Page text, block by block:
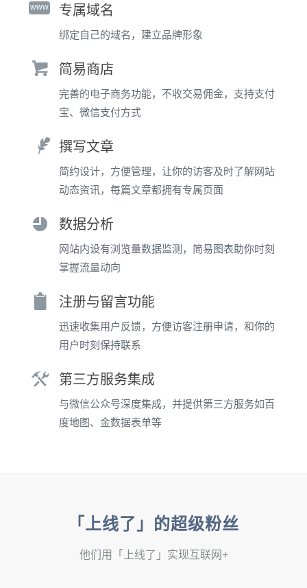
www 专属域名
绑定自己的域名，建立品牌形象
简易商店
完善的电子商务功能，不收交易佣金，支持支付
宝、微信支付方式
撰写文章
简约设计，方便管理，让你的访客及时了解网站
动态资讯，每篇文章都拥有专属页面
数据分析
网站内设有浏览量数据监测，简易图表助你时刻
掌握流量动向
注册与留言功能
迅速收集用户反馈，方便访客注册申请，和你的
用户时刻保持联系
第三方服务集成
与微信公众号深度集成，并提供第三方服务如百
度地图、金数据表单等
「上线了」的超级粉丝
他们用「上线了」实现互联网+